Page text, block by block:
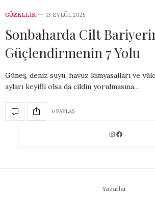
GÜZELLİK 13 EYLÜL 2025
Sonbaharda Cilt
Güçlendirmenin 7 Yolu
Güneş, deniz suyu, havuz kimyasalları ve
ayları keyifli olsa da cildin yorulmasına…
0 PAYLAŞ
Yazarlar